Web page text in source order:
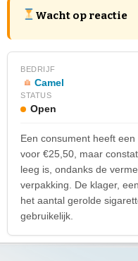
Wacht op reactie
BEDRIJF
Camel
STATUS
Open
Een consument heeft
voor €25,50, maar
leeg is, ondanks de
verpakking. De klager,
het aantal gerolde
gebruikelijk.